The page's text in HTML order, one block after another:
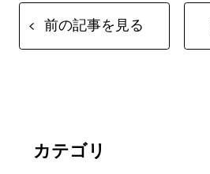
前の記事を見る
カテゴリ